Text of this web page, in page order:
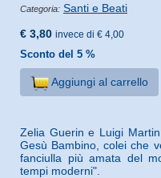
Categoria: Santi e Beati
€ 3,80 invece di € 4,00
Sconto del 5 %
Aggiungi al carrello
Zelia Guerin e Luigi
Gesù Bambino, colei che
fanciulla più amata del
tempi moderni".